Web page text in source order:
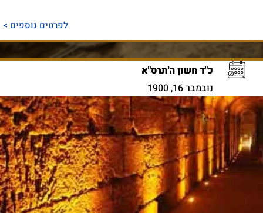
לפרטים נוספים >
כ"ד חשון ה'תרס"א
נובמבר 16, 1900